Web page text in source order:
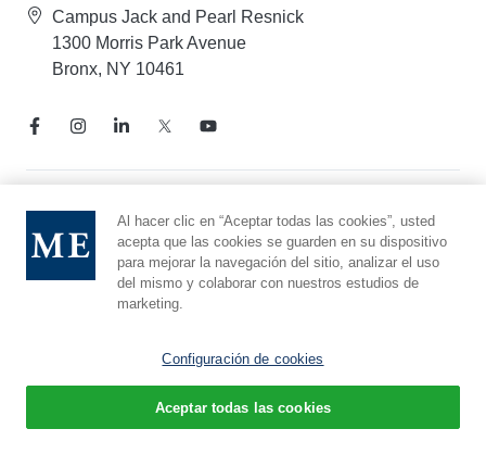
Campus Jack and Pearl Resnick
1300 Morris Park Avenue
Bronx, NY 10461
Aviso de prácticas de privacidad
Línea directa de cumplimiento
Denunciar maltrato
Preferencias de cookies
© 2026 Montefiore Einstein
Al hacer clic en “Aceptar todas las cookies”, usted
acepta que las cookies se guarden en su dispositivo
para mejorar la navegación del sitio, analizar el uso
del mismo y colaborar con nuestros estudios de
marketing.
Configuración de cookies
Aceptar todas las cookies
Español